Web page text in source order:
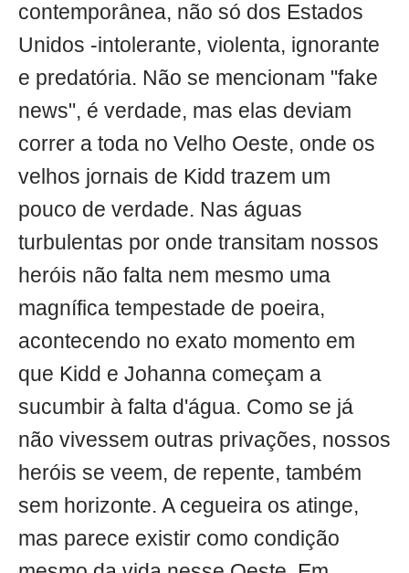
contemporânea, não só dos Estados
Unidos -intolerante, violenta, ignorante
e predatória. Não se mencionam "fake
news", é verdade, mas elas deviam
correr a toda no Velho Oeste, onde os
velhos jornais de Kidd trazem um
pouco de verdade. Nas águas
turbulentas por onde transitam nossos
heróis não falta nem mesmo uma
magnífica tempestade de poeira,
acontecendo no exato momento em
que Kidd e Johanna começam a
sucumbir à falta d'água. Como se já
não vivessem outras privações, nossos
heróis se veem, de repente, também
sem horizonte. A cegueira os atinge,
mas parece existir como condição